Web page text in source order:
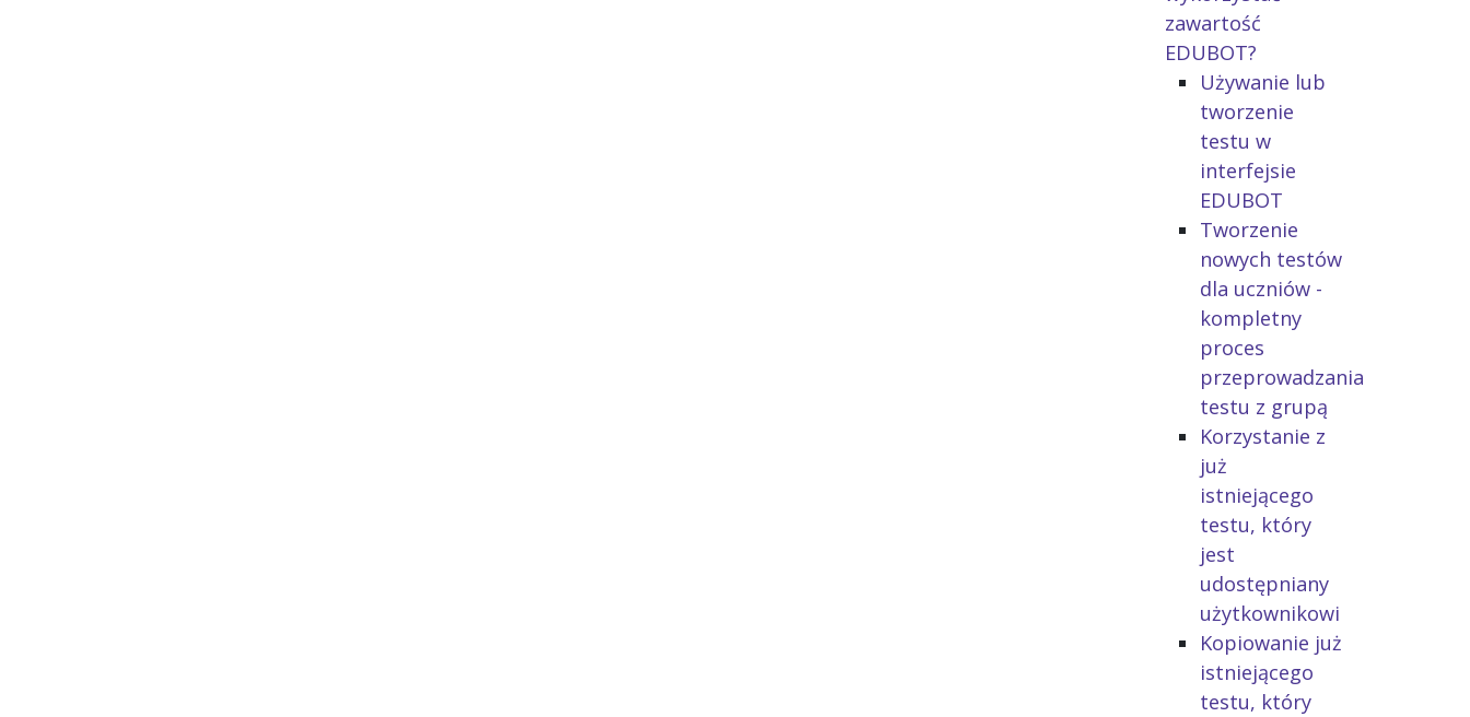
zawartość
EDUBOT?
Używanie lub
tworzenie
testu w
interfejsie
EDUBOT
Tworzenie
nowych testów
dla uczniów -
kompletny
proces
przeprowadzania
testu z grupą
Korzystanie z
już
istniejącego
testu, który
jest
udostępniany
użytkownikowi
Kopiowanie już
istniejącego
testu, który